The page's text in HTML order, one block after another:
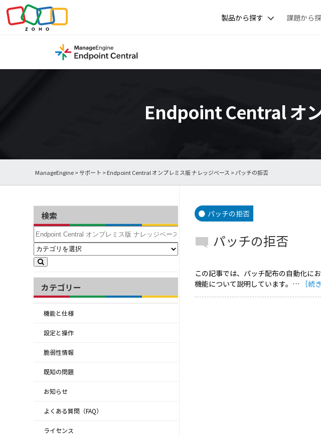
製品から探す 課題から
Endpoint Central オ
ManageEngine>サポート >Endpoint Central オンプレミス版 ナレッジベース > パッチの拒否
検索
カテゴリー
機能と仕様
設定と操作
脆弱性情報
既知の問題
お知らせ
よくある質問（FAQ）
ライセンス
パッチの拒否
パッチの拒否
この記事では、パッチ配布の自動化に
機能について説明しています。…
［続